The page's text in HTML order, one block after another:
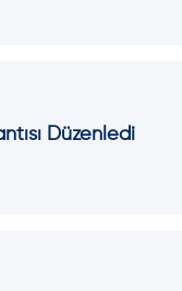
Düzenledi